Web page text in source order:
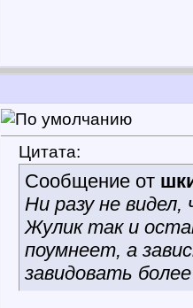
Цитата:
Сообщение от
Ни разу не
Жулик так и
поумнеет, а
завидовать